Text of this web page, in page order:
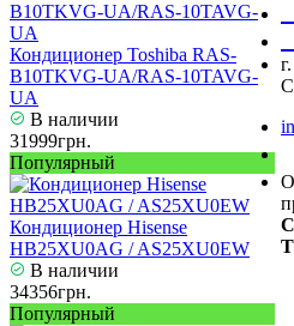
Кондиционер Toshiba RAS-
B10TKVG-UA/RAS-10TAVG-
UA
В наличии
31999грн.
Популярный
Кондиционер Hisense
HB25XU0AG / AS25XU0EW
В наличии
34356грн.
Популярный